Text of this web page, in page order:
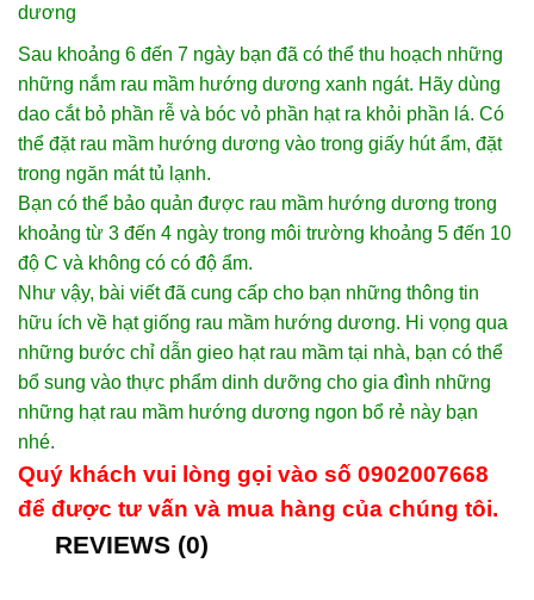
dương
Sau khoảng 6 đến 7 ngày bạn đã có thể thu hoạch những
những nắm rau mầm hướng dương xanh ngát. Hãy dùng
dao cắt bỏ phần rễ và bóc vỏ phần hạt ra khỏi phần lá. Có
thể đặt rau mầm hướng dương vào trong giấy hút ẩm, đặt
trong ngăn mát tủ lạnh.
Bạn có thể bảo quản được rau mầm hướng dương trong
khoảng từ 3 đến 4 ngày trong môi trường khoảng 5 đến 10
độ C và không có có độ ẩm.
Như vậy, bài viết đã cung cấp cho bạn những thông tin
hữu ích về hạt giống rau mầm hướng dương. Hi vọng qua
những bước chỉ dẫn gieo hạt rau mầm tại nhà, bạn có thể
bổ sung vào thực phẩm dinh dưỡng cho gia đình những
những hạt rau mầm hướng dương ngon bổ rẻ này bạn
nhé.
Quý khách vui lòng gọi vào số 0902007668
để được tư vấn và mua hàng của chúng tôi.
REVIEWS (0)